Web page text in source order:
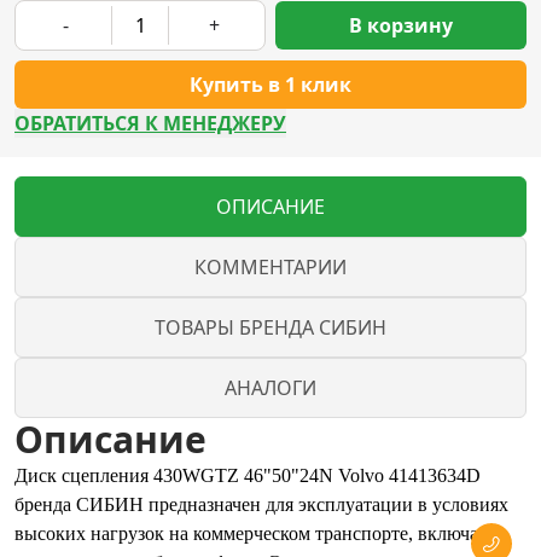
- +
Купить в 1 клик
В корзину
ОБРАТИТЬСЯ К МЕНЕДЖЕРУ
ОПИСАНИЕ
КОММЕНТАРИИ
ТОВАРЫ БРЕНДА СИБИН
АНАЛОГИ
Описание
Диск сцепления 430WGTZ 46"50"24N Volvo 41413634D
бренда СИБИН предназначен для эксплуатации в условиях
высоких нагрузок на коммерческом транспорте, включая